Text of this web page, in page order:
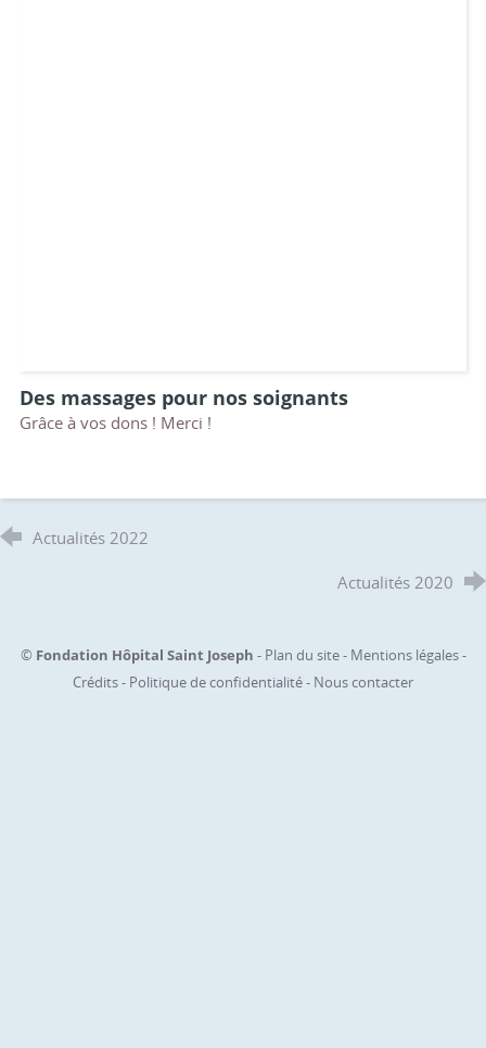
Des massages pour nos soignants
Grâce à vos dons ! Merci !
Actualités 2022
Actualités 2020
© Fondation Hôpital Saint Joseph - Plan du site- Mentions légales-
Crédits- Politique de confidentialité- Nous contacter